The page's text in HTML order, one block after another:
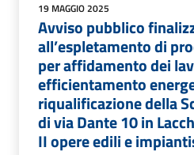
19 MAGGIO 2025
Avviso pubblico
all’espletamento di
per affidamento dei
efficientamento
riqualificazione della
di via Dante 10 in
II opere edili e